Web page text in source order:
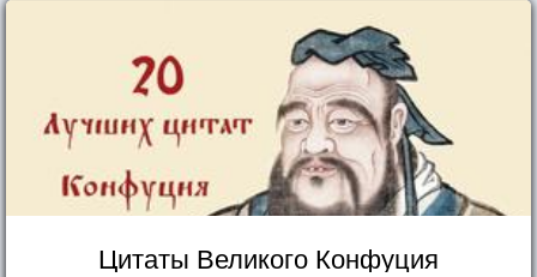
Цитаты Великого Конфуция